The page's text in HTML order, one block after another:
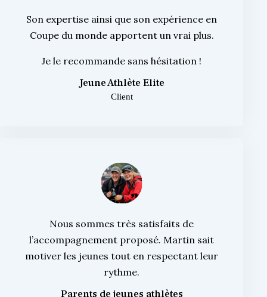
Son expertise ainsi que son expérience en
Coupe du monde apportent un vrai plus.
Je le recommande sans hésitation !
Jeune Athlète Elite
Client
Nous sommes très satisfaits de
l’accompagnement proposé. Martin sait
motiver les jeunes tout en respectant leur
rythme.
Parents de jeunes athlètes